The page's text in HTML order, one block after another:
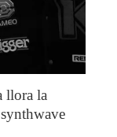
llora la